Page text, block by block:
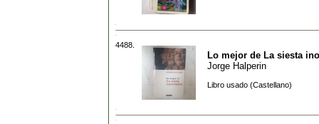
4488.
Lo mejor de La siesta
Jorge Halperin
Libro usado (Castellano)